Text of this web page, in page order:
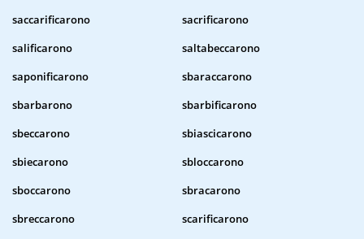
saccarificarono
sacrificarono
salificarono
saltabeccarono
saponificarono
sbaraccarono
sbarbarono
sbarbificarono
sbeccarono
sbiascicarono
sbiecarono
sbloccarono
sboccarono
sbracarono
sbreccarono
scarificarono